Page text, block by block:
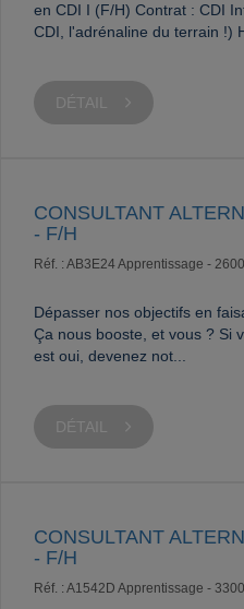
en CDI I (F/H) Contrat : CDI
CDI, l'adrénaline du terrain !)
DÉTAIL
CONSULTANT
- F/H
Réf. : AB3E24 Apprentissage -
Dépasser nos objectifs en
Ça nous booste, et vous ? Si
est oui, devenez not...
DÉTAIL
CONSULTANT
- F/H
Réf. : A1542D Apprentissage -